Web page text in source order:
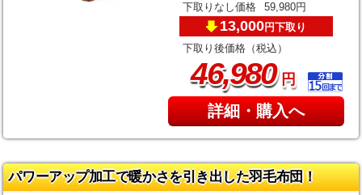
下取りなし価格 59,980円
13,000円下取り
下取り後価格（税込）
46,980円
詳細・購入へ
パワーアップ加工で暖かさを引き出した羽毛布団！